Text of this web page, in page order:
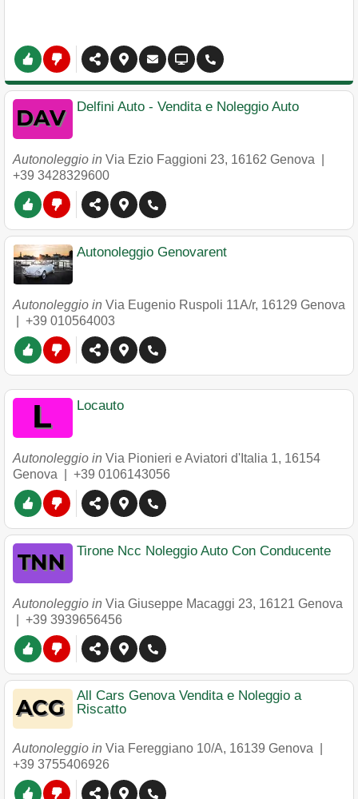
Delfini Auto - Vendita e Noleggio Auto
Autonoleggio in Via Ezio Faggioni 23, 16162 Genova
+39 3428329600
Autonoleggio Genovarent
Autonoleggio in Via Eugenio Ruspoli 11A/r, 16129 Genova
+39 010564003
Locauto
Autonoleggio in Via Pionieri e Aviatori d'Italia 1, 16154
Genova
+39 0106143056
Tirone Ncc Noleggio Auto Con Conducente
Autonoleggio in Via Giuseppe Macaggi 23, 16121 Genova
+39 3939656456
All Cars Genova Vendita e Noleggio a
Riscatto
Autonoleggio in Via Fereggiano 10/A, 16139 Genova
+39 3755406926